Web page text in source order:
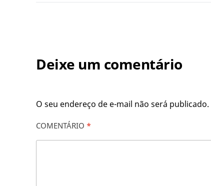
Deixe um comentário
O seu endereço de e-mail não será publicado.
COMENTÁRIO *